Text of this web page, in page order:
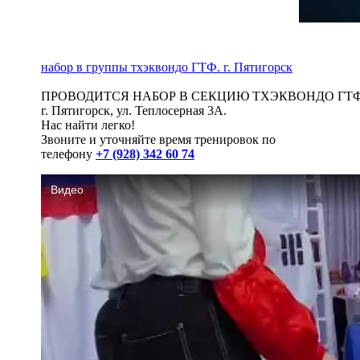
набор в группы тхэквондо ГТФ. г. Пятигорск
ПРОВОДИТСЯ НАБОР В СЕКЦИЮ ТХЭКВОНДО
г. Пятигорск, ул. Теплосерная 3А.
Нас найти легко!
Звоните и уточняйте время тренировок по
телефону +7 (928) 342 60 74